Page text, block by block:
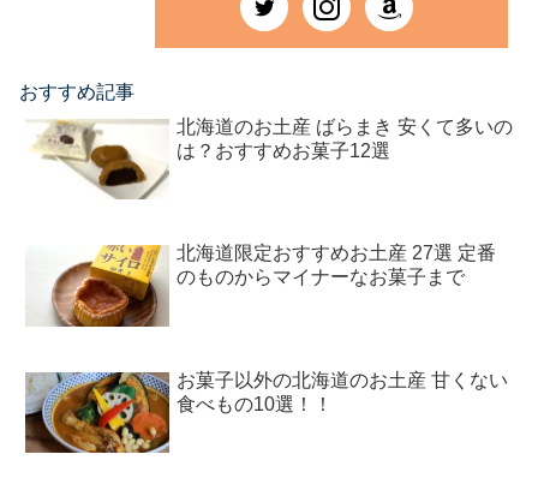
おすすめ記事
北海道のお土産 ばらまき 安くて多いの
は？おすすめお菓子12選
北海道限定おすすめお土産 27選 定番
のものからマイナーなお菓子まで
お菓子以外の北海道のお土産 甘くない
食べもの10選！！